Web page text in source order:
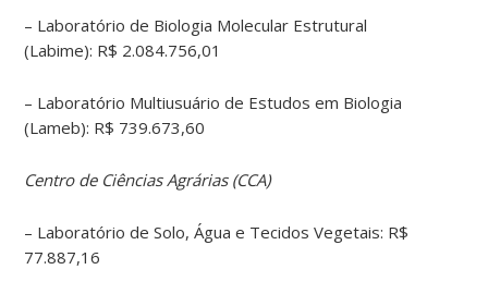
– Laboratório de Biologia Molecular Estrutural
(Labime): R$ 2.084.756,01
– Laboratório Multiusuário de Estudos em Biologia
(Lameb): R$ 739.673,60
Centro de Ciências Agrárias (CCA)
– Laboratório de Solo, Água e Tecidos Vegetais: R$
77.887,16